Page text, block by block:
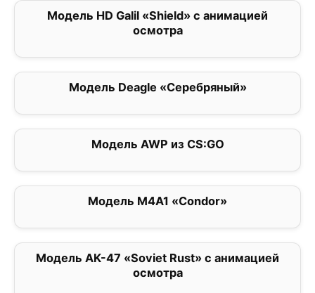
Модель HD Galil «Shield» с анимацией
осмотра
Модель Deagle «Серебряный»
Модель AWP из CS:GO
Модель M4A1 «Condor»
Модель AK-47 «Soviet Rust» с анимацией
осмотра